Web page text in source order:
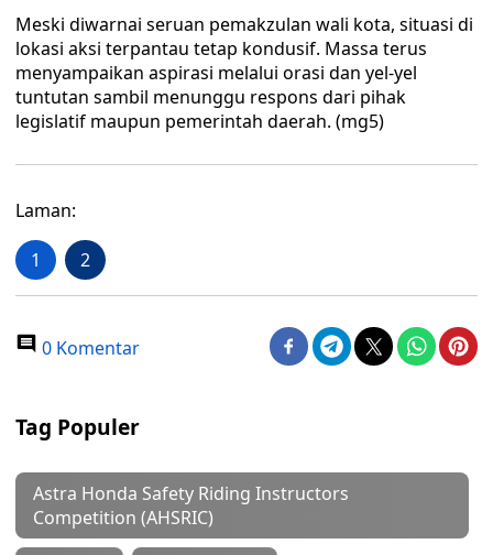
Meski diwarnai seruan pemakzulan wali kota, situasi di
lokasi aksi terpantau tetap kondusif. Massa terus
menyampaikan aspirasi melalui orasi dan yel-yel
tuntutan sambil menunggu respons dari pihak
legislatif maupun pemerintah daerah. (mg5)
Laman:
1 2
0 Komentar
Tag Populer
Astra Honda Safety Riding Instructors
Competition (AHSRIC)